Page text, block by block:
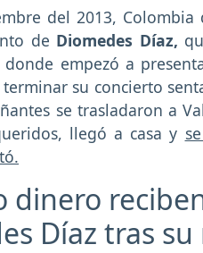
del 2013,
de Diomedes Díaz,
empezó a
su concierto
se trasladaron a
llegó a casa y
dinero
Díaz tras